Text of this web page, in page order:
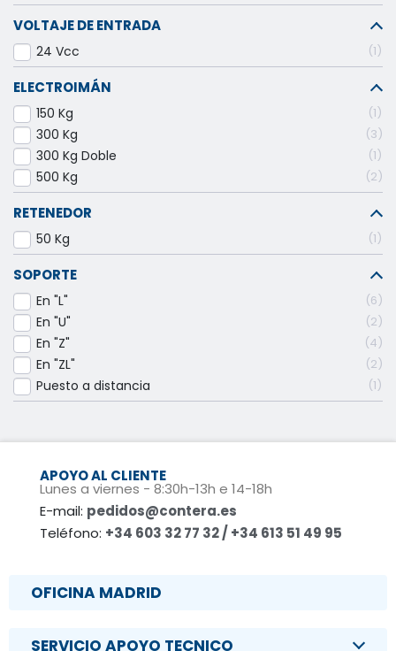
VOLTAJE DE ENTRADA
24 Vcc 1
ELECTROIMÁN
150 Kg 1
300 Kg 3
300 Kg Doble 1
500 Kg 2
RETENEDOR
50 Kg 1
SOPORTE
En "L" 6
En "U" 2
En "Z" 4
En "ZL" 2
Puesto a distancia 1
APOYO AL CLIENTE
Lunes a viernes - 8:30h-13h e 14-18h
E-mail: pedidos@contera.es
Teléfono: +34 603 32 77 32 / +34 613 51 49 95
OFICINA MADRID
SERVICIO APOYO TECNICO